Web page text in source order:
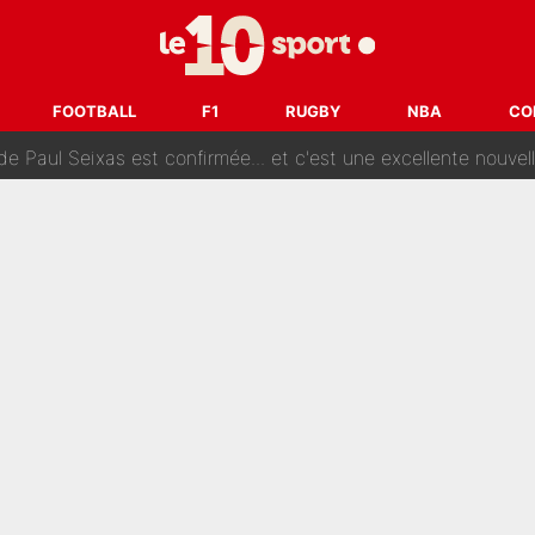
FOOTBALL F1 RUGBY NBA
ravages à Marseille : L’OM a placé 12 joueurs sur le marché des transferts…
signature au PSG : Voilà les coulisses de son transfert
Seixas est confirmée... et c'est une excellente nouvelle